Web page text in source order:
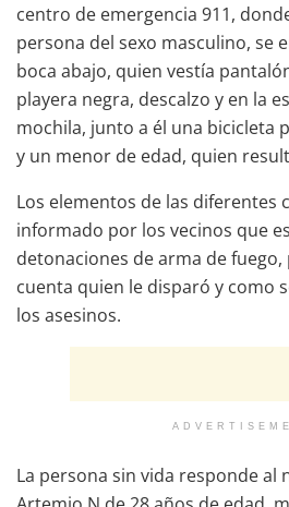
centro de emergencia 911,
persona del sexo masculino, se
boca abajo, quien vestía
playera negra, descalzo y en la
mochila, junto a él una bicicleta
y un menor de edad, quien
Los elementos de las diferentes
informado por los vecinos que
detonaciones de arma de
cuenta quien le disparó y como
los asesinos.
La persona sin vida responde al